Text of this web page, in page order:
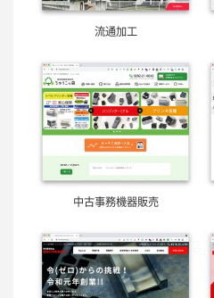
流通加工
中古事務機器販売